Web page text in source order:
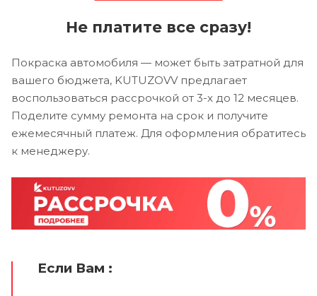
Не платите все сразу!
Покраска автомобиля — может быть затратной для
вашего бюджета, KUTUZOVV предлагает
воспользоваться рассрочкой от 3-х до 12 месяцев.
Поделите сумму ремонта на срок и получите
ежемесячный платеж. Для оформления обратитесь
к менеджеру.
Если Вам :